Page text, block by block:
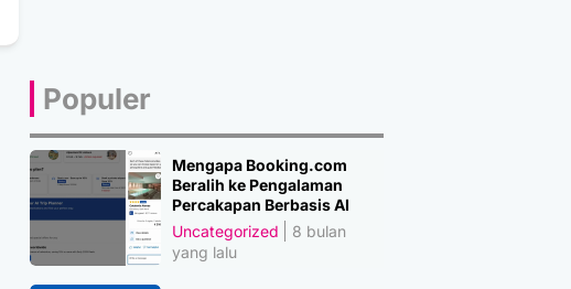
Populer
Mengapa Booking.com
Beralih ke Pengalaman
Percakapan Berbasis AI
Uncategorized
8 bulan
yang lalu